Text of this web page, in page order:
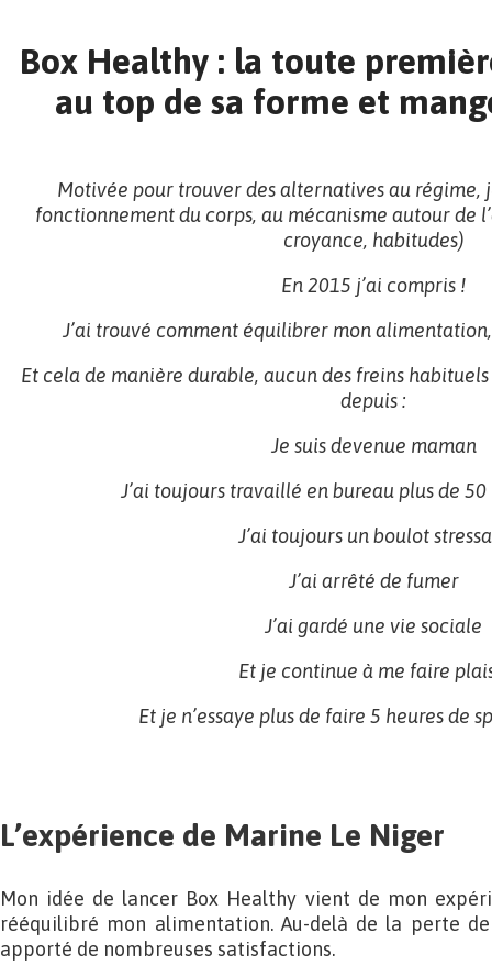
Box Healthy : la toute
au top de sa forme et
Motivée pour trouver des alternatives au régime,
fonctionnement du corps, au mécanisme autour de
croyance, habitudes)
En 2015 j’ai compris !
J’ai trouvé comment équilibrer mon
Et cela de manière durable, aucun des freins
depuis :
Je suis devenue maman
J’ai toujours travaillé en bureau plus de
J’ai toujours un boulot
J’ai arrêté de fumer
J’ai gardé une vie sociale
Et je continue à me faire
Et je n’essaye plus de faire 5 heures de
L’expérience de Marine Le Niger
Mon idée de lancer Box Healthy vient de mon
rééquilibré mon alimentation. Au-delà de la perte
apporté de nombreuses satisfactions.